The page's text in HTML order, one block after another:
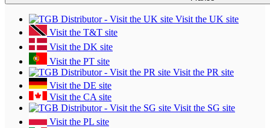
Visit the UK site
Visit the T&T site
Visit the DK site
Visit the PT site
Visit the PR site
Visit the DE site
Visit the CA site
Visit the SG site
Visit the PL site